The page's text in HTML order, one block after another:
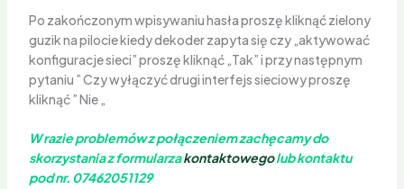
Po zakończonym wpisywaniu hasła proszę kliknąć zielony
guzik na pilocie kiedy dekoder zapyta się czy „aktywować
konfiguracje sieci” proszę kliknąć „Tak” i przy następnym
pytaniu ” Czy wyłączyć drugi interfejs sieciowy proszę
kliknąć ” Nie „
W razie problemów z połączeniem zachęcamy do
skorzystania z formularzakontaktowegolub kontaktu
pod nr. 07462051129